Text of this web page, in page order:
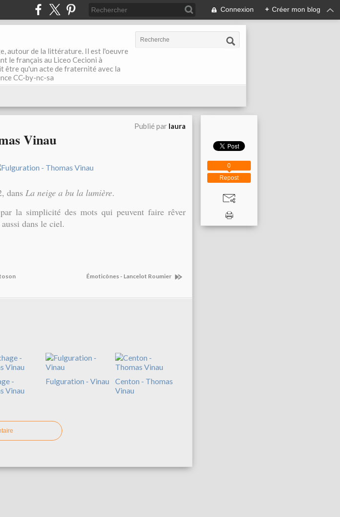
Connexion + Créer mon blog
autour de la littérature. Il est l'oeuvre
le français au Liceo Cecioni à
être qu'un acte de fraternité avec la
CC-by-nc-sa
Publié par laura
Vinau
dans La neige a bu la lumière.
la simplicité des mots qui peuvent faire rêver
dans le ciel.
Émoticônes - Lancelot Roumier
-
Vinau
Fulguration - Vinau
Centon - Thomas
Vinau
Repost
0